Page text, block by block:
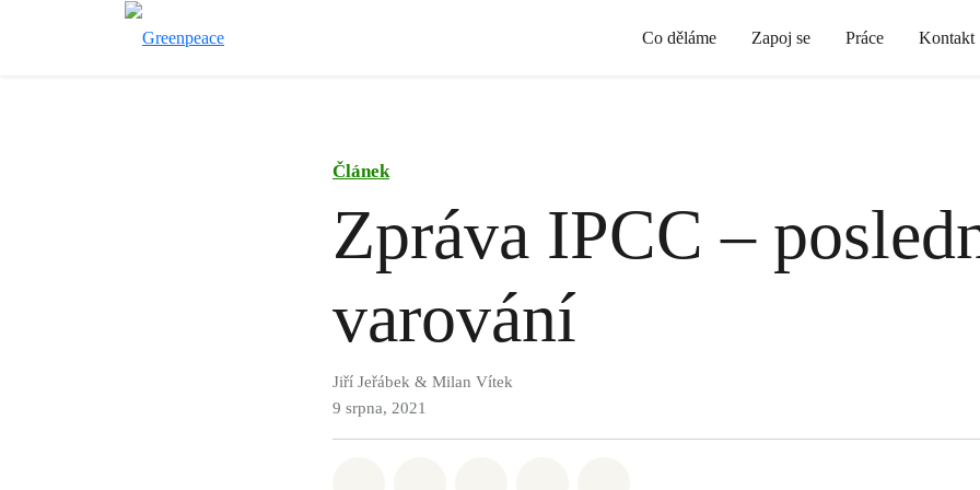
Co děláme Zapoj se Práce Kontakt
Článek
Zpráva IPCC –
varování
Jiří Jeřábek & Milan Vítek
9 srpna, 2021